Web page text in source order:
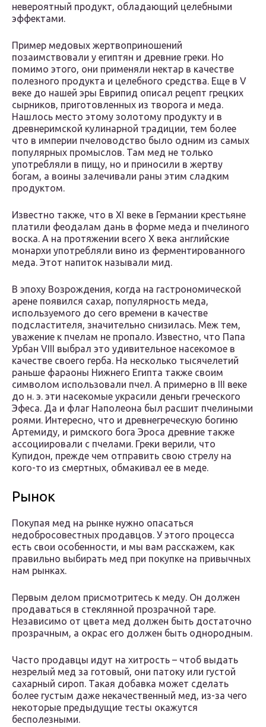
невероятный продукт, обладающий целебными
эффектами.
Пример медовых жертвоприношений
позаимствовали у египтян и древние греки. Но
помимо этого, они применяли нектар в качестве
полезного продукта и целебного средства. Еще в V
веке до нашей эры Еврипид описал рецепт грецких
сырников, приготовленных из творога и меда.
Нашлось место этому золотому продукту и в
древнеримской кулинарной традиции, тем более
что в империи пчеловодство было одним из самых
популярных промыслов. Там мед не только
употребляли в пищу, но и приносили в жертву
богам, а воины залечивали раны этим сладким
продуктом.
Известно также, что в XI веке в Германии крестьяне
платили феодалам дань в форме меда и пчелиного
воска. А на протяжении всего Х века английские
монархи употребляли вино из ферментированного
меда. Этот напиток называли мид.
В эпоху Возрождения, когда на гастрономической
арене появился сахар, популярность меда,
используемого до сего времени в качестве
подсластителя, значительно снизилась. Меж тем,
уважение к пчелам не пропало. Известно, что Папа
Урбан VIII выбрал это удивительное насекомое в
качестве своего герба. На несколько тысячелетий
раньше фараоны Нижнего Египта также своим
символом использовали пчел. А примерно в III веке
до н. э. эти насекомые украсили деньги греческого
Эфеса. Да и флаг Наполеона был расшит пчелиными
роями. Интересно, что и древнегреческую богиню
Артемиду, и римского бога Эроса древние также
ассоциировали с пчелами. Греки верили, что
Купидон, прежде чем отправить свою стрелу на
кого-то из смертных, обмакивал ее в меде.
Рынок
Покупая мед на рынке нужно опасаться
недобросовестных продавцов. У этого процесса
есть свои особенности, и мы вам расскажем, как
правильно выбирать мед при покупке на привычных
нам рынках.
Первым делом присмотритесь к меду. Он должен
продаваться в стеклянной прозрачной таре.
Независимо от цвета мед должен быть достаточно
прозрачным, а окрас его должен быть однородным.
Часто продавцы идут на хитрость – чтоб выдать
незрелый мед за готовый, они патоку или густой
сахарный сироп. Такая добавка может сделать
более густым даже некачественный мед, из-за чего
некоторые предыдущие тесты окажутся
бесполезными.